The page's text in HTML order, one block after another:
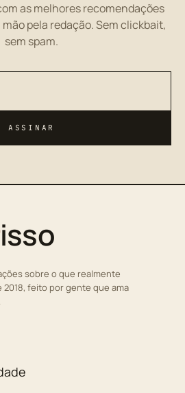
as melhores recomendações
pela redação. Sem clickbait,
sem spam.
ASSINAR
isso
sobre o que realmente
2018, feito por gente que ama